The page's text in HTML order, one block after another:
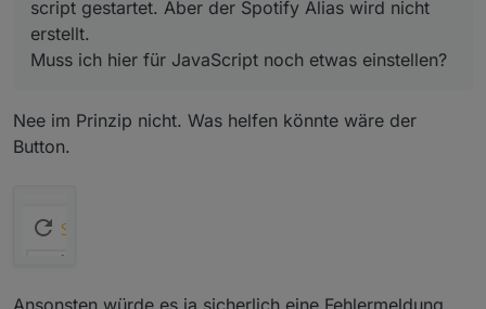
script gestartet. Aber der Spotify Alias wird nicht
erstellt.
Muss ich hier für JavaScript noch etwas einstellen?
Nee im Prinzip nicht. Was helfen könnte wäre der
Button.
Ansonsten würde es ja sicherlich eine Fehlermeldung